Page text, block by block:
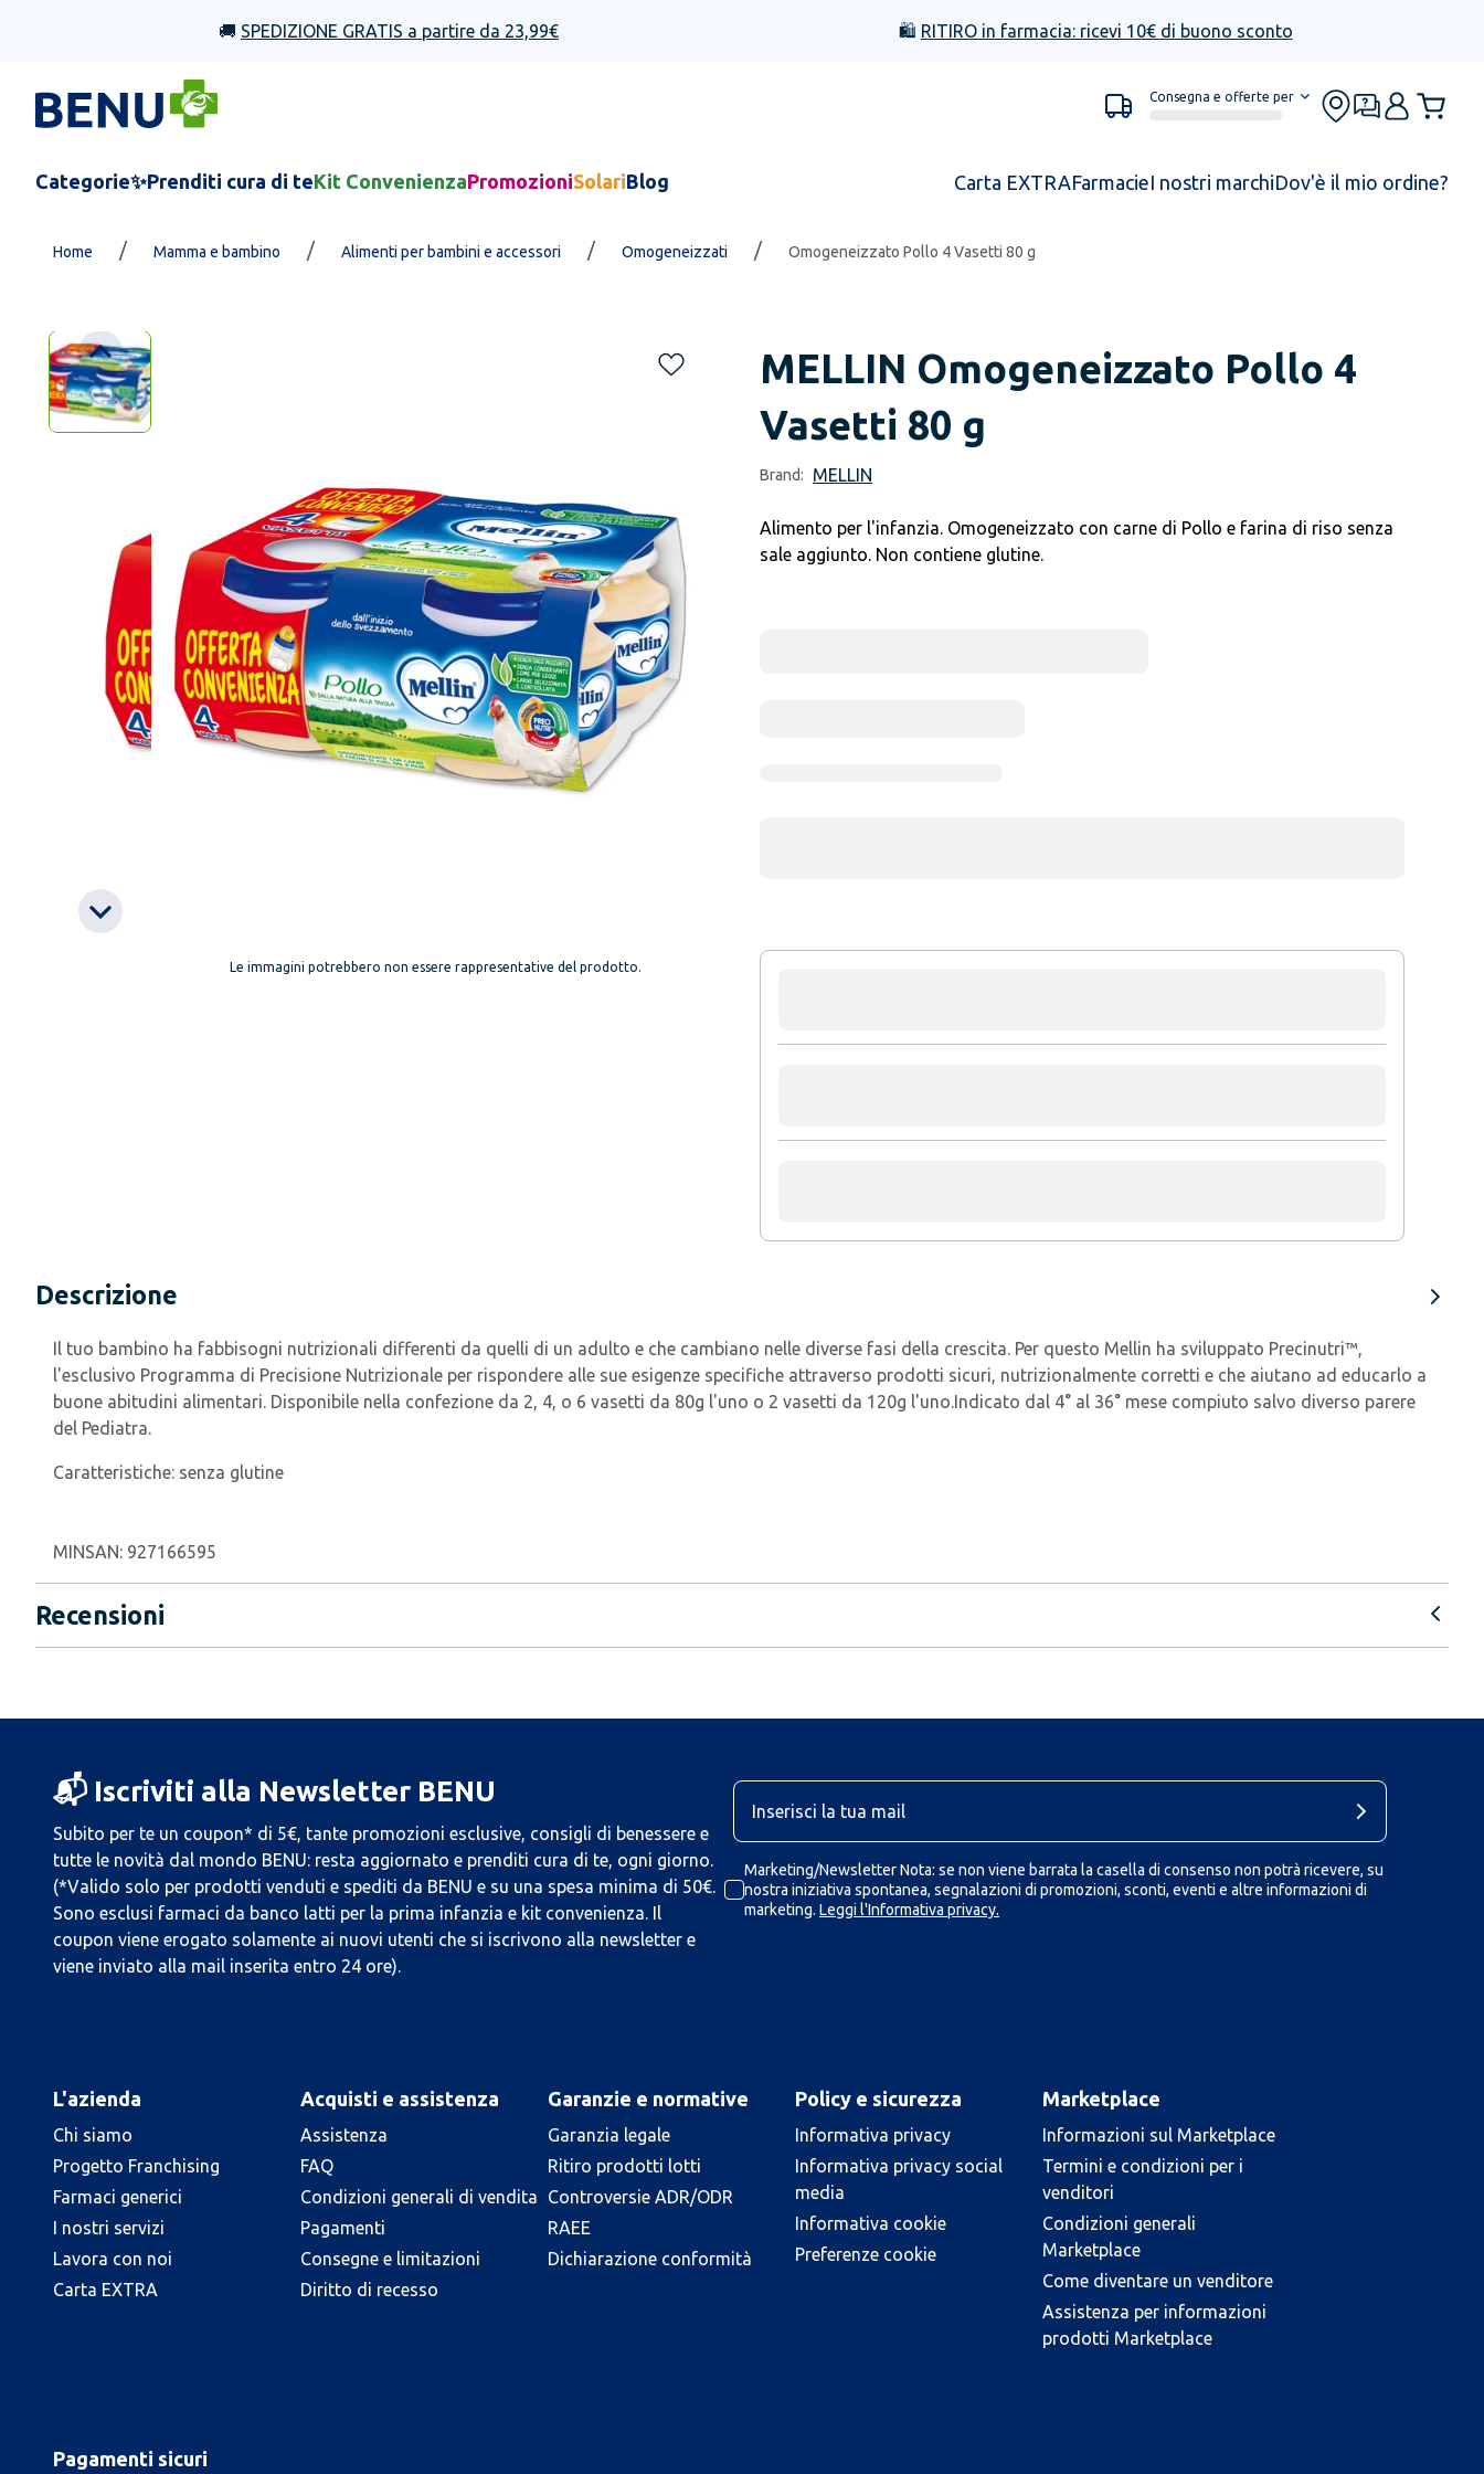
🚚 SPEDIZIONE GRATIS a partire da 23,99€ 🛍️ RITIRO in farmacia: ricevi 10€ di buono sconto
Consegna e offerte per
Categorie✨Prenditi cura di teKit ConvenienzaPromozioniSolariBlog Carta EXTRAFarmacieI nostri marchiDov'è il mio ordine?
Home / Mamma e bambino / Alimenti per bambini e accessori / Omogeneizzati / Omogeneizzato Pollo 4 Vasetti 80 g
Le immagini potrebbero non essere rappresentative del prodotto.
MELLIN Omogeneizzato Pollo 4
Vasetti 80 g
Brand: MELLIN
Alimento per l'infanzia. Omogeneizzato con carne di Pollo e farina di riso senza
sale aggiunto. Non contiene glutine.
Descrizione
Il tuo bambino ha fabbisogni nutrizionali differenti da quelli di un adulto e che cambiano nelle diverse fasi della crescita. Per questo Mellin ha sviluppato Precinutri™,
l'esclusivo Programma di Precisione Nutrizionale per rispondere alle sue esigenze specifiche attraverso prodotti sicuri, nutrizionalmente corretti e che aiutano ad educarlo a
buone abitudini alimentari. Disponibile nella confezione da 2, 4, o 6 vasetti da 80g l'uno o 2 vasetti da 120g l'uno.Indicato dal 4° al 36° mese compiuto salvo diverso parere
del Pediatra.
Caratteristiche: senza glutine
MINSAN: 927166595
Recensioni
📬 Iscriviti alla Newsletter BENU
Subito per te un coupon* di 5€, tante promozioni esclusive, consigli di benessere e
tutte le novità dal mondo BENU: resta aggiornato e prenditi cura di te, ogni giorno.
(*Valido solo per prodotti venduti e spediti da BENU e su una spesa minima di 50€.
Sono esclusi farmaci da banco latti per la prima infanzia e kit convenienza. Il
coupon viene erogato solamente ai nuovi utenti che si iscrivono alla newsletter e
viene inviato alla mail inserita entro 24 ore).
Marketing/Newsletter Nota: se non viene barrata la casella di consenso non potrà ricevere, su
nostra iniziativa spontanea, segnalazioni di promozioni, sconti, eventi e altre informazioni di
marketing. Leggi l'Informativa privacy.
L'azienda
Chi siamo
Progetto Franchising
Farmaci generici
I nostri servizi
Lavora con noi
Carta EXTRA
Acquisti e assistenza
Assistenza
FAQ
Condizioni generali di vendita
Pagamenti
Consegne e limitazioni
Diritto di recesso
Garanzie e normative
Garanzia legale
Ritiro prodotti lotti
Controversie ADR/ODR
RAEE
Dichiarazione conformità
Policy e sicurezza
Informativa privacy
Informativa privacy social
media
Informativa cookie
Preferenze cookie
Marketplace
Informazioni sul Marketplace
Termini e condizioni per i
venditori
Condizioni generali
Marketplace
Come diventare un venditore
Assistenza per informazioni
prodotti Marketplace
Pagamenti sicuri